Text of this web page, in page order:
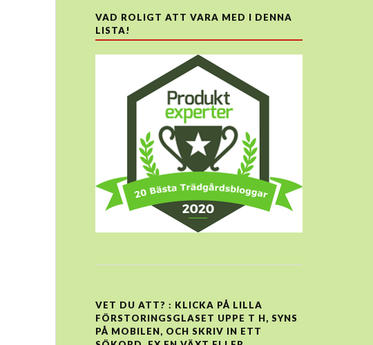
VAD ROLIGT ATT VARA MED I DENNA
LISTA!
VET DU ATT? : KLICKA PÅ LILLA
FÖRSTORINGSGLASET UPPE T H, SYNS
PÅ MOBILEN, OCH SKRIV IN ETT